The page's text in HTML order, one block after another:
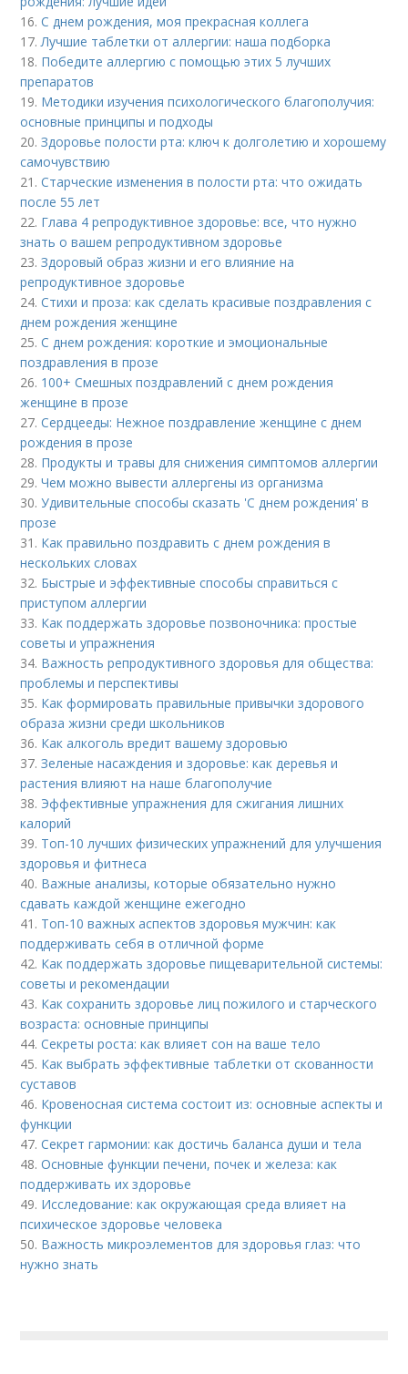
16.С днем рождения, моя прекрасная коллега
17.Лучшие таблетки от аллергии: наша подборка
18. Победите аллергию с помощью этих 5 лучших
препаратов
19. Методики изучения психологического благополучия:
основные принципы и подходы
20.Здоровье полости рта: ключ к долголетию и хорошему
самочувствию
21.Старческие изменения в полости рта: что ожидать
после 55 лет
22. Глава 4 репродуктивное здоровье: все, что нужно
знать о вашем репродуктивном здоровье
23.Здоровый образ жизни и его влияние на
репродуктивное здоровье
24.Стихи и проза: как сделать красивые поздравления с
днем рождения женщине
25.С днем рождения: короткие и эмоциональные
поздравления в прозе
26. 100+ Смешных поздравлений с днем рождения
женщине в прозе
27.Сердцееды: Нежное поздравление женщине с днем
рождения в прозе
28. Продукты и травы для снижения симптомов аллергии
29.Чем можно вывести аллергены из организма
30.Удивительные способы сказать 'С днем рождения' в
прозе
31. Как правильно поздравить с днем рождения в
нескольких словах
32. Быстрые и эффективные способы справиться с
приступом аллергии
33. Как поддержать здоровье позвоночника: простые
советы и упражнения
34. Важность репродуктивного здоровья для общества:
проблемы и перспективы
35. Как формировать правильные привычки здорового
образа жизни среди школьников
36. Как алкоголь вредит вашему здоровью
37.Зеленые насаждения и здоровье: как деревья и
растения влияют на наше благополучие
38. Эффективные упражнения для сжигания лишних
калорий
39. Топ-10 лучших физических упражнений для улучшения
здоровья и фитнеса
40. Важные анализы, которые обязательно нужно
сдавать каждой женщине ежегодно
41. Топ-10 важных аспектов здоровья мужчин: как
поддерживать себя в отличной форме
42. Как поддержать здоровье пищеварительной системы:
советы и рекомендации
43. Как сохранить здоровье лиц пожилого и старческого
возраста: основные принципы
44.Секреты роста: как влияет сон на ваше тело
45. Как выбрать эффективные таблетки от скованности
суставов
46. Кровеносная система состоит из: основные аспекты и
функции
47.Секрет гармонии: как достичь баланса души и тела
48.Основные функции печени, почек и железа: как
поддерживать их здоровье
49. Исследование: как окружающая среда влияет на
психическое здоровье человека
50. Важность микроэлементов для здоровья глаз: что
нужно знать